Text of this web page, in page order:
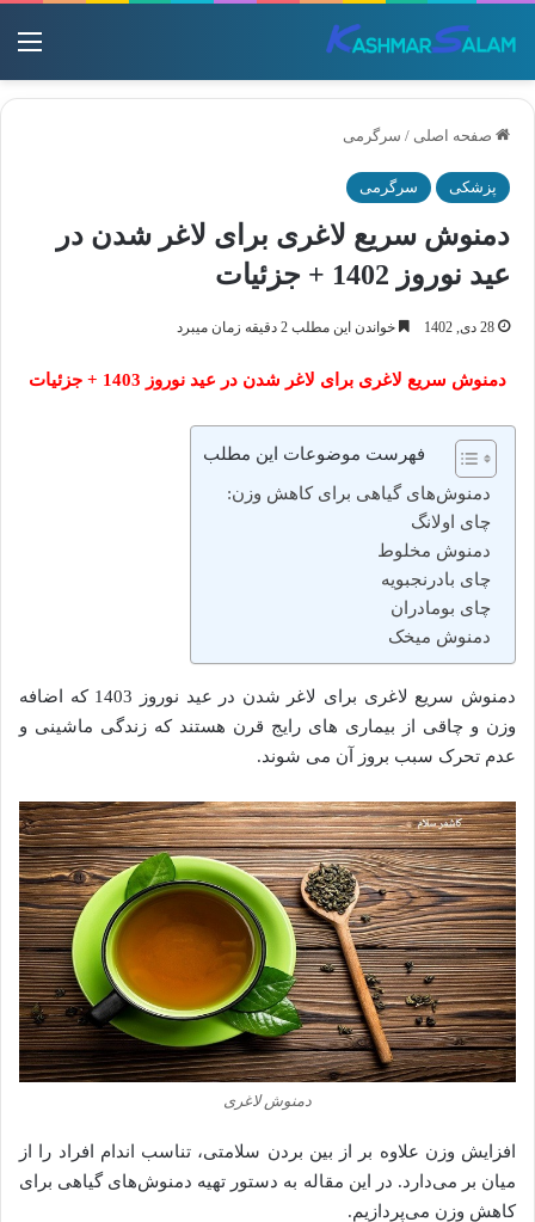
صفحه اصلی / سرگرمی
پزشکی سرگرمی
دمنوش سریع لاغری برای لاغر شدن در
عید نوروز 1402 + جزئیات
28 دی, 1402 خواندن این مطلب 2 دقیقه زمان میبرد
دمنوش سریع لاغری برای لاغر شدن در عید نوروز 1403 + جزئیات
فهرست موضوعات این مطلب
دمنوش‌های گیاهی برای کاهش وزن:
چای اولانگ
دمنوش مخلوط
چای بادرنجبویه
چای بومادران
دمنوش میخک
دمنوش سریع لاغری برای لاغر شدن در عید نوروز 1403 که اضافه
وزن و چاقی از بیماری‌ های رایج قرن هستند که زندگی ماشینی و
عدم تحرک سبب بروز آن می‌ شوند.
دمنوش لاغری
افزایش وزن علاوه بر از بین بردن سلامتی، تناسب اندام افراد را از
میان بر می‌دارد. در این مقاله به دستور تهیه دمنوش‌های گیاهی برای
کاهش وزن می‌پردازیم.